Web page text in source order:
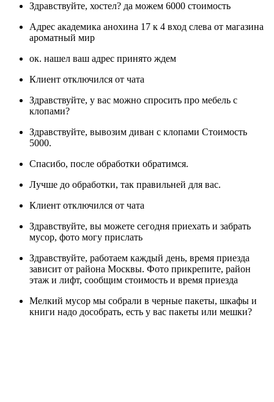
Здравствуйте, хостел? да можем 6000 стоимость
Адрес академика анохина 17 к 4 вход слева от магазина
ароматный мир
ок. нашел ваш адрес принято ждем
Клиент отключился от чата
Здравствуйте, у вас можно спросить про мебель с
клопами?
Здравствуйте, вывозим диван с клопами Стоимость
5000.
Спасибо, после обработки обратимся.
Лучше до обработки, так правильней для вас.
Клиент отключился от чата
Здравствуйте, вы можете сегодня приехать и забрать
мусор, фото могу прислать
Здравствуйте, работаем каждый день, время приезда
зависит от района Москвы. Фото прикрепите, район
этаж и лифт, сообщим стоимость и время приезда
Мелкий мусор мы собрали в черные пакеты, шкафы и
книги надо дособрать, есть у вас пакеты или мешки?